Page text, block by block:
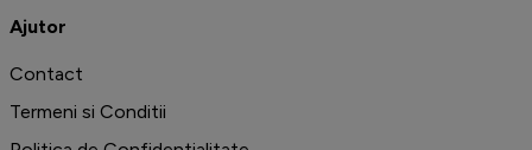
Ajutor
Contact
Termeni si Conditii